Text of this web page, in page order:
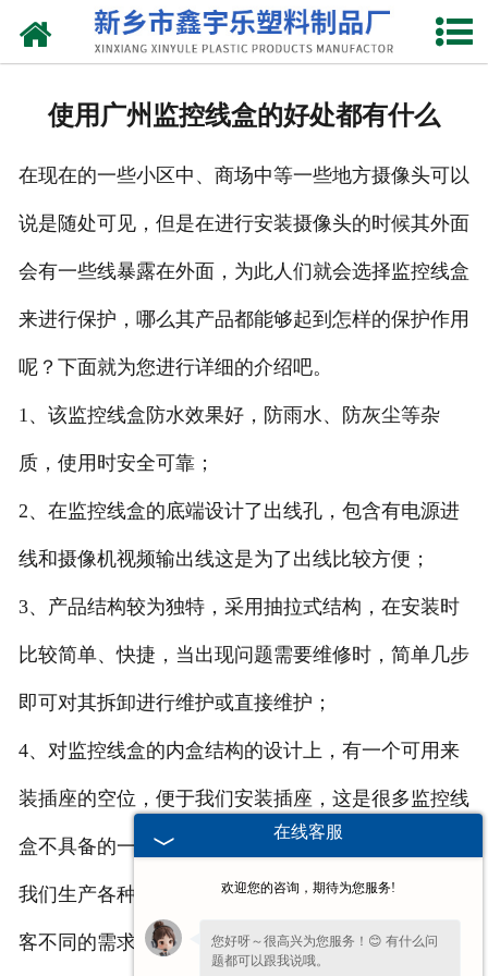
网站首页
联系我们
使用广州监控线盒的好处都有什么
在现在的一些小区中、商场中等一些地方摄像头可以
说是随处可见，但是在进行安装摄像头的时候其外面
会有一些线暴露在外面，为此人们就会选择监控线盒
来进行保护，哪么其产品都能够起到怎样的保护作用
呢？下面就为您进行详细的介绍吧。
1、该监控线盒防水效果好，防雨水、防灰尘等杂
质，使用时安全可靠；
2、在监控线盒的底端设计了出线孔，包含有电源进
线和摄像机视频输出线这是为了出线比较方便；
3、产品结构较为独特，采用抽拉式结构，在安装时
比较简单、快捷，当出现问题需要维修时，简单几步
即可对其拆卸进行维护或直接维护；
4、对监控线盒的内盒结构的设计上，有一个可用来
装插座的空位，便于我们安装插座，这是很多监控线
盒不具备的一个小功能。
我们生产各种型号的监控线盒，而且可以根据广大顾
客不同的需求差异进行定制。生产监控线盒采用的原
在线客服
欢迎您的咨询，期待为您服务!
您好呀～很高兴为您服务！😊 有什么问
题都可以跟我说哦。